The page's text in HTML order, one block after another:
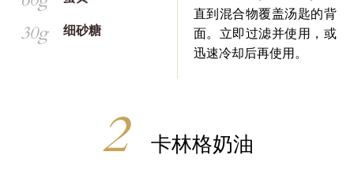
30g 细砂糖
直到混合物覆盖汤匙的背
面。立即过滤并使用，或
迅速冷却后再使用。
卡林格奶油